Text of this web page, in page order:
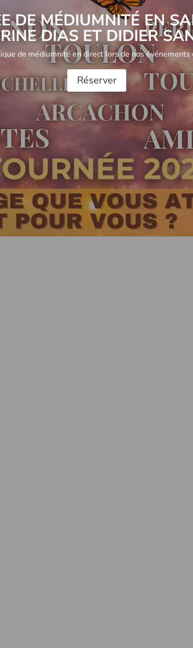
DE MÉDIUMNITÉ EN
DIAS ET DIDIER
de médiumnité en direct lors de nos
Réserver